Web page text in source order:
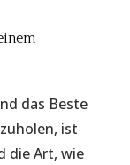
das Beste
ist
die Art, wie